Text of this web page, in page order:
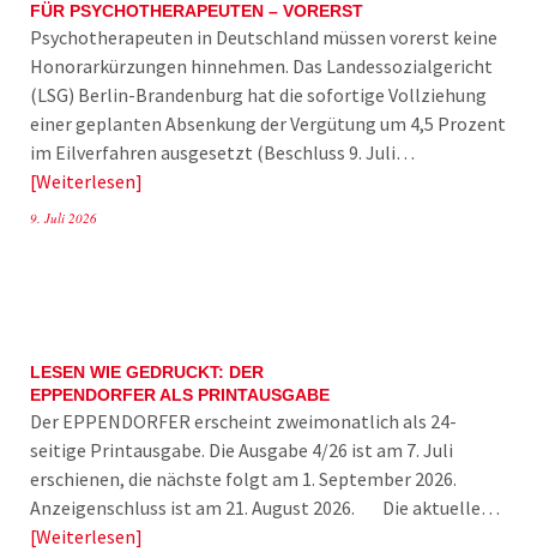
FÜR PSYCHOTHERAPEUTEN – VORERST
Psychotherapeuten in Deutschland müssen vorerst keine
Honorarkürzungen hinnehmen. Das Landessozialgericht
(LSG) Berlin-Brandenburg hat die sofortige Vollziehung
einer geplanten Absenkung der Vergütung um 4,5 Prozent
im Eilverfahren ausgesetzt (Beschluss 9. Juli…
Weiterlesen
9. Juli 2026
LESEN WIE GEDRUCKT: DER
EPPENDORFER ALS PRINTAUSGABE
Der EPPENDORFER erscheint zweimonatlich als 24-
seitige Printausgabe. Die Ausgabe 4/26 ist am 7. Juli
erschienen, die nächste folgt am 1. September 2026.
Anzeigenschluss ist am 21. August 2026. Die aktuelle…
Weiterlesen